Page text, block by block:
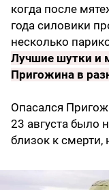
когда после
года силовики
несколько
Лучшие шутки и
Пригожина в
Опасался
23 августа было
близок к смерти,